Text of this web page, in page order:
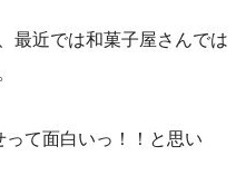
最近では和菓子屋さんでは
て面白いっ！！と思い